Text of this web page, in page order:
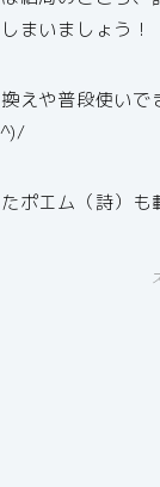
まいましょう！
えや普段使い
ポエム（詩）